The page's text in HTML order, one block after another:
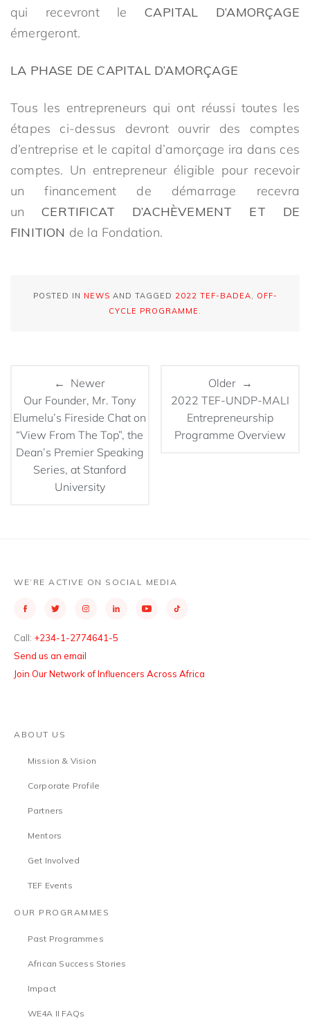
qui recevront leCAPITAL D’AMORÇAGE
émergeront.
LA PHASE DE CAPITAL D’AMORÇAGE
Tous les entrepreneurs qui ont réussi toutes les
étapes ci-dessus devront ouvrir des comptes
d’entreprise et le capital d’amorçage ira dans ces
comptes. Un entrepreneur éligible pour recevoir
un financement de démarrage recevra
unCERTIFICAT D’ACHÈVEMENT ET DE
FINITION de la Fondation.
POSTED IN NEWS AND TAGGED 2022 TEF-BADEA, OFF-
CYCLE PROGRAMME .
← Newer
Our Founder, Mr. Tony
Elumelu’s Fireside Chat on
“View From The Top”, the
Dean’s Premier Speaking
Series, at Stanford
University
Older →
2022 TEF-UNDP-MALI
Entrepreneurship
Programme Overview
WE’RE ACTIVE ON SOCIAL MEDIA
Call: +234-1-2774641-5
Send us an email
Join Our Network of Influencers Across Africa
ABOUT US
Mission & Vision
Corporate Profile
Partners
Mentors
Get Involved
TEF Events
OUR PROGRAMMES
Past Programmes
African Success Stories
Impact
WE4A II FAQs